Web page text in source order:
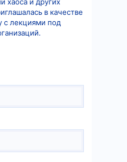
в качестве
с лекциями под